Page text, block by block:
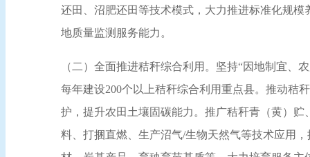
还田、沼肥还田等技术模式，大力推进标准化规
地质量监测服务能力。
（二）全面推进秸秆综合利用。坚持“因地制宜
每年建设200个以上秸秆综合利用重点县。推动秸
护，提升农田土壤固碳能力。推广秸秆青（黄）
料、打捆直燃、生产沼气/生物天然气等技术应用